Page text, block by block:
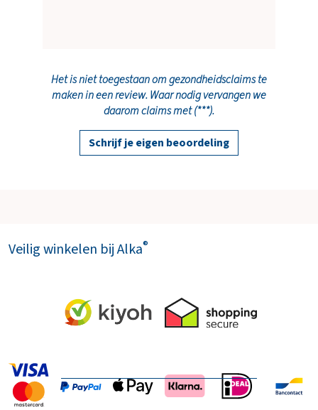
Het is niet toegestaan om gezondheidsclaims te
maken in een review. Waar nodig vervangen we
daarom claims met (***).
Schrijf je eigen beoordeling
Veilig winkelen bij Alka®